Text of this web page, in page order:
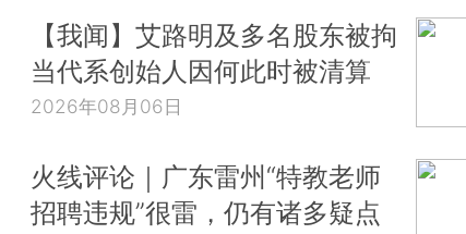
【我闻】艾路明及多名股东被拘
当代系创始人因何此时被清算
2026年08月06日
火线评论｜广东雷州“特教老师
招聘违规”很雷，仍有诸多疑点